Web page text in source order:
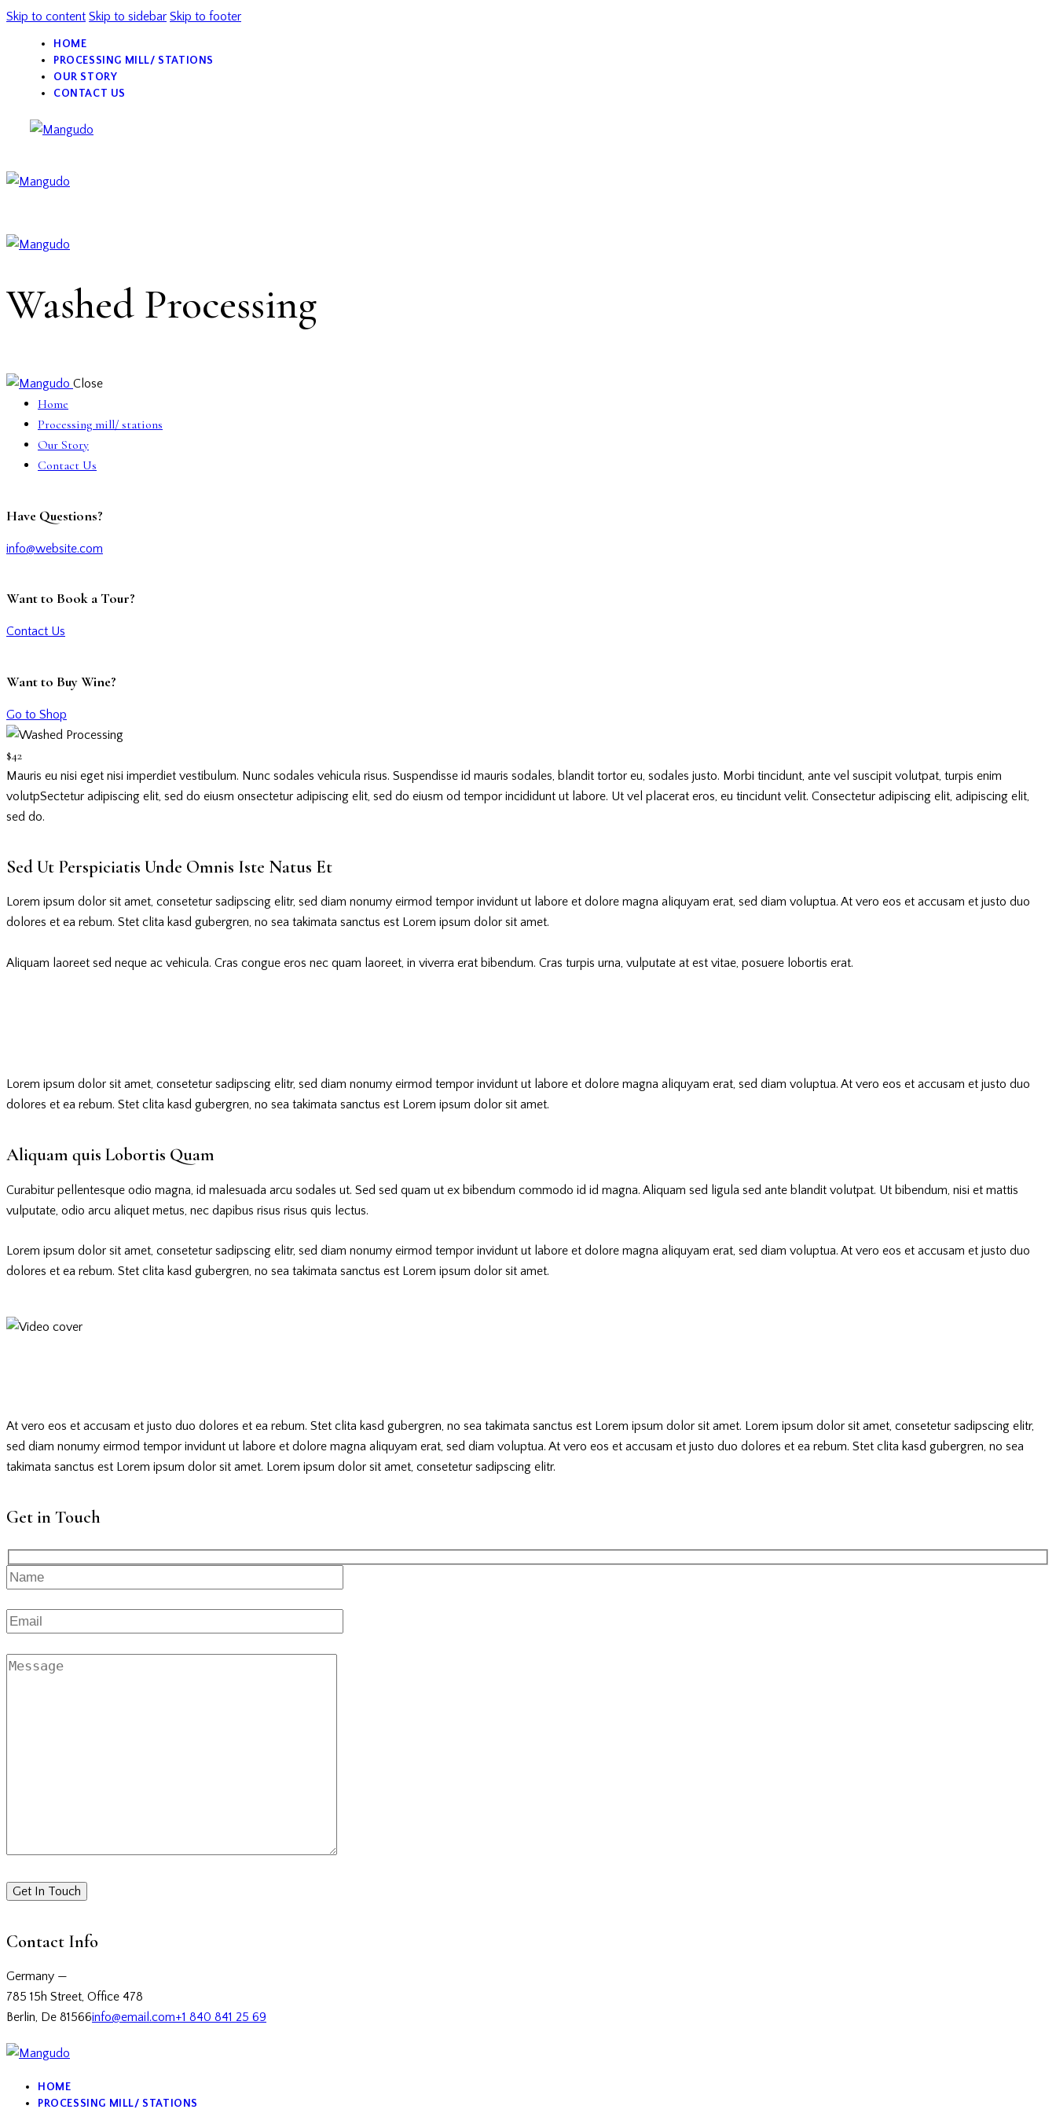
Skip to content Skip to sidebar Skip to footer
HOME
PROCESSING MILL/ STATIONS
OUR STORY
CONTACT US
Washed Processing
Close
Home
Processing mill/ stations
Our Story
Contact Us
Have Questions?
info@website.com
Want to Book a Tour?
Contact Us
Want to Buy Wine?
Go to Shop
$42
Mauris eu nisi eget nisi imperdiet vestibulum. Nunc sodales vehicula risus. Suspendisse id mauris sodales, blandit tortor eu, sodales justo. Morbi tincidunt, ante vel suscipit volutpat, turpis enim
volutpSectetur adipiscing elit, sed do eiusm onsectetur adipiscing elit, sed do eiusm od tempor incididunt ut labore. Ut vel placerat eros, eu tincidunt velit. Consectetur adipiscing elit, adipiscing elit,
sed do.
Sed Ut Perspiciatis Unde Omnis Iste Natus Et
Lorem ipsum dolor sit amet, consetetur sadipscing elitr, sed diam nonumy eirmod tempor invidunt ut labore et dolore magna aliquyam erat, sed diam voluptua. At vero eos et accusam et justo duo
dolores et ea rebum. Stet clita kasd gubergren, no sea takimata sanctus est Lorem ipsum dolor sit amet.
Aliquam laoreet sed neque ac vehicula. Cras congue eros nec quam laoreet, in viverra erat bibendum. Cras turpis urna, vulputate at est vitae, posuere lobortis erat.
Lorem ipsum dolor sit amet, consetetur sadipscing elitr, sed diam nonumy eirmod tempor invidunt ut labore et dolore magna aliquyam erat, sed diam voluptua. At vero eos et accusam et justo duo
dolores et ea rebum. Stet clita kasd gubergren, no sea takimata sanctus est Lorem ipsum dolor sit amet.
Aliquam quis Lobortis Quam
Curabitur pellentesque odio magna, id malesuada arcu sodales ut. Sed sed quam ut ex bibendum commodo id id magna. Aliquam sed ligula sed ante blandit volutpat. Ut bibendum, nisi et mattis
vulputate, odio arcu aliquet metus, nec dapibus risus risus quis lectus.
Lorem ipsum dolor sit amet, consetetur sadipscing elitr, sed diam nonumy eirmod tempor invidunt ut labore et dolore magna aliquyam erat, sed diam voluptua. At vero eos et accusam et justo duo
dolores et ea rebum. Stet clita kasd gubergren, no sea takimata sanctus est Lorem ipsum dolor sit amet.
At vero eos et accusam et justo duo dolores et ea rebum. Stet clita kasd gubergren, no sea takimata sanctus est Lorem ipsum dolor sit amet. Lorem ipsum dolor sit amet, consetetur sadipscing elitr,
sed diam nonumy eirmod tempor invidunt ut labore et dolore magna aliquyam erat, sed diam voluptua. At vero eos et accusam et justo duo dolores et ea rebum. Stet clita kasd gubergren, no sea
takimata sanctus est Lorem ipsum dolor sit amet. Lorem ipsum dolor sit amet, consetetur sadipscing elitr.
Get in Touch
Contact Info
Germany —
785 15h Street, Office 478
Berlin, De 81566info@email.com+1 840 841 25 69
HOME
PROCESSING MILL/ STATIONS